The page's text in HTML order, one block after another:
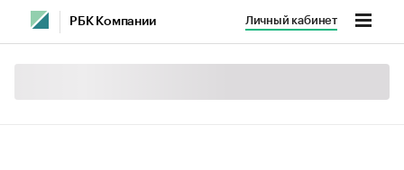
РБК Компании Личный кабинет